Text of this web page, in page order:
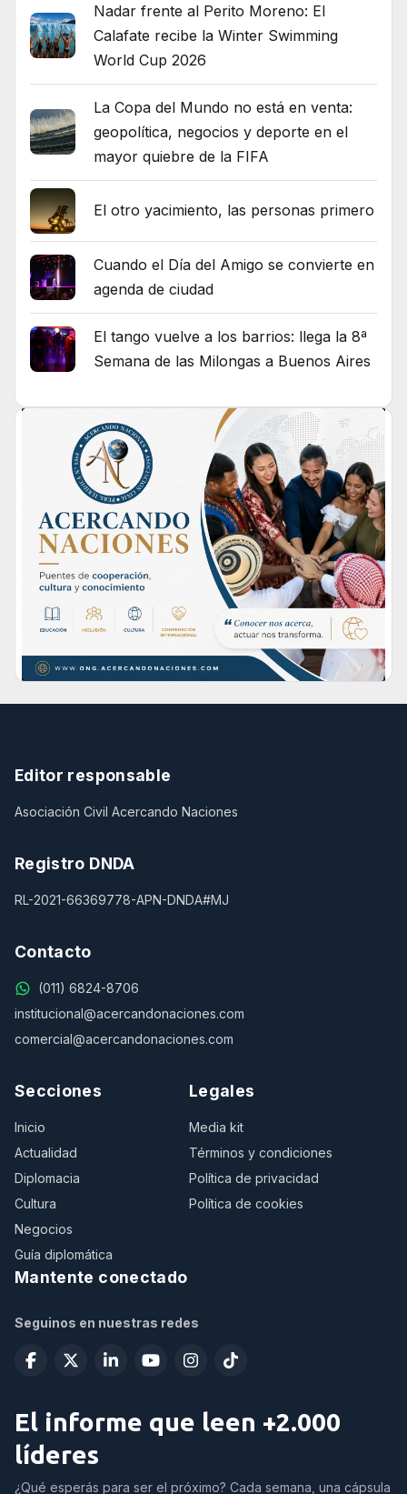
Nadar frente al Perito Moreno: El
Calafate recibe la Winter Swimming
World Cup 2026
La Copa del Mundo no está en venta:
geopolítica, negocios y deporte en el
mayor quiebre de la FIFA
El otro yacimiento, las personas primero
Cuando el Día del Amigo se convierte en
agenda de ciudad
El tango vuelve a los barrios: llega la 8ª
Semana de las Milongas a Buenos Aires
Editor responsable
Asociación Civil Acercando Naciones
Registro DNDA
RL-2021-66369778-APN-DNDA#MJ
Contacto
(011) 6824-8706
institucional@acercandonaciones.com
comercial@acercandonaciones.com
Secciones
Inicio
Actualidad
Diplomacia
Cultura
Negocios
Guía diplomática
Legales
Media kit
Términos y condiciones
Política de privacidad
Política de cookies
Mantente conectado
Seguinos en nuestras redes
El informe que leen +2.000
líderes
¿Qué esperás para ser el próximo? Cada semana, una cápsula